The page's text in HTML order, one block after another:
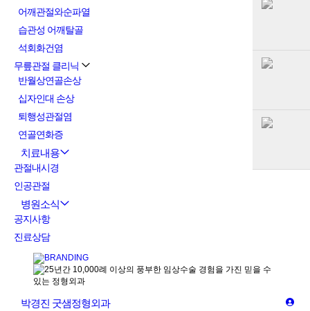
어깨관절와순파열
습관성 어깨탈골
석회화건염
무릎관절 클리닉
반월상연골손상
십자인대 손상
퇴행성관절염
연골연화증
치료내용
관절내시경
인공관절
병원소식
공지사항
진료상담
박경진 굿샘정형외과